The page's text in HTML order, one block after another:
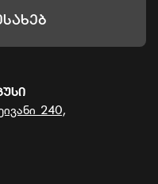
240,